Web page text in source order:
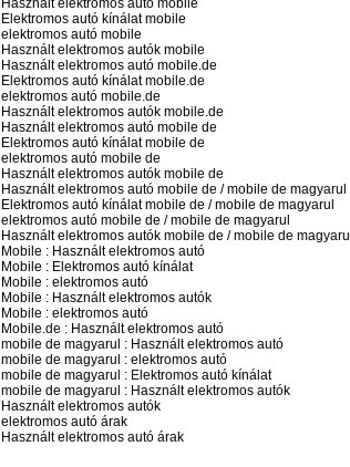
Használt elektromos autó mobile
Elektromos autó kínálat mobile
elektromos autó mobile
Használt elektromos autók mobile
Használt elektromos autó mobile.de
Elektromos autó kínálat mobile.de
elektromos autó mobile.de
Használt elektromos autók mobile.de
Használt elektromos autó mobile de
Elektromos autó kínálat mobile de
elektromos autó mobile de
Használt elektromos autók mobile de
Használt elektromos autó mobile de / mobile de magyarul
Elektromos autó kínálat mobile de / mobile de magyarul
elektromos autó mobile de / mobile de magyarul
Használt elektromos autók mobile de / mobile de magyarul
Mobile : Használt elektromos autó
Mobile : Elektromos autó kínálat
Mobile : elektromos autó
Mobile : Használt elektromos autók
Mobile : elektromos autó
Mobile.de : Használt elektromos autó
mobile de magyarul : Használt elektromos autó
mobile de magyarul : elektromos autó
mobile de magyarul : Elektromos autó kínálat
mobile de magyarul : Használt elektromos autók
Használt elektromos autók
elektromos autó árak
Használt elektromos autó árak